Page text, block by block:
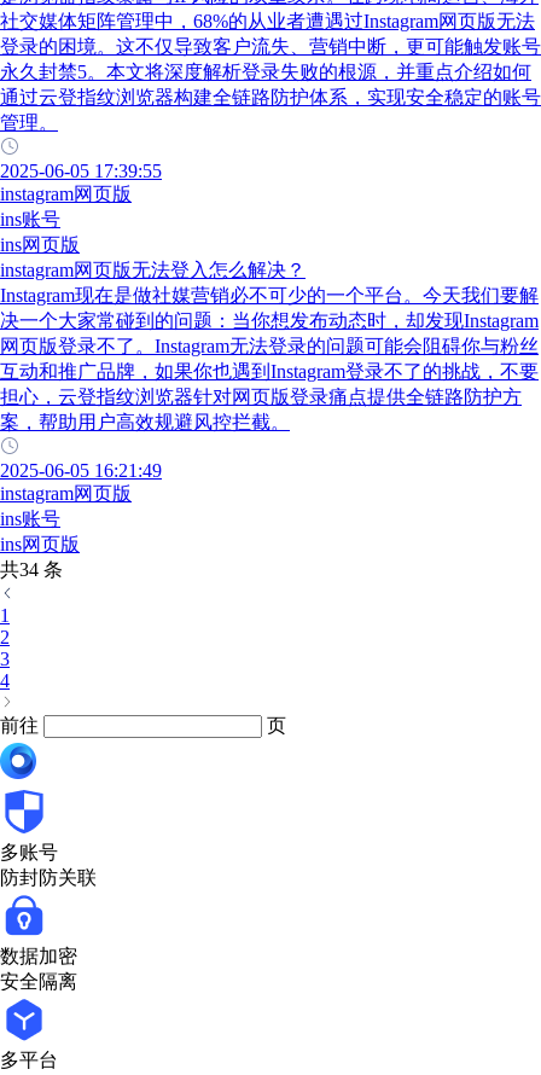
社交媒体矩阵管理中，68%的从业者遭遇过Instagram网页版无法
登录的困境。这不仅导致客户流失、营销中断，更可能触发账号
永久封禁5。本文将深度解析登录失败的根源，并重点介绍如何
通过云登指纹浏览器构建全链路防护体系，实现安全稳定的账号
管理。
2025-06-05 17:39:55
instagram网页版
ins账号
ins网页版
instagram网页版无法登入怎么解决？
Instagram现在是做社媒营销必不可少的一个平台。今天我们要解
决一个大家常碰到的问题：当你想发布动态时，却发现Instagram
网页版登录不了。Instagram无法登录的问题可能会阻碍你与粉丝
互动和推广品牌，如果你也遇到Instagram登录不了的挑战，不要
担心，云登指纹浏览器针对网页版登录痛点提供全链路防护方
案，帮助用户高效规避风控拦截。
2025-06-05 16:21:49
instagram网页版
ins账号
ins网页版
共34 条
1
2
3
4
前往 页
多账号
防封防关联
数据加密
安全隔离
多平台